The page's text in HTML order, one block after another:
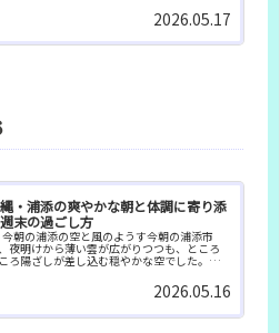
2026.05.17
・浦添の爽やかな朝と体調に寄り添
末の過ごし方
朝の浦添の空と風のようす今朝の浦添市
夜明けから薄い雲が広がりつつも、ところ
ろ陽ざしが差し込む穏やかな空でした。気
ら、東北東から7〜8m/sの風が吹き、思ったよ
2026.05.16